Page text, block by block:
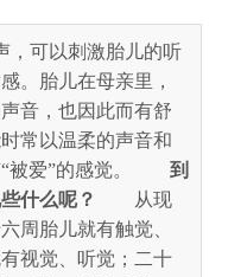
，可以刺激胎儿的听
。胎儿在母亲里，
音，也因此而有舒
常以温柔的声音和
爱”的感觉。
到
什么呢？
从现
周胎儿就有触觉、
视觉、听觉；二十